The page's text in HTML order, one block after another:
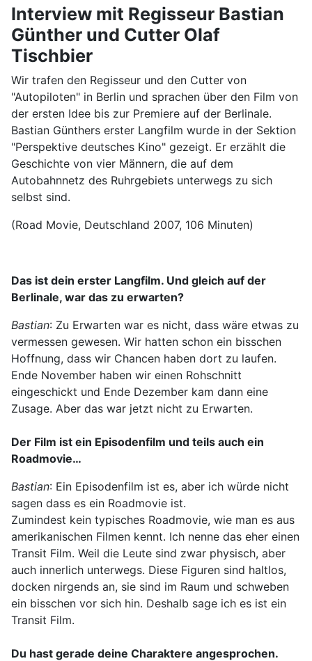
Interview mit Regisseur Bastian
Günther und Cutter Olaf
Tischbier
Wir trafen den Regisseur und den Cutter von
"Autopiloten" in Berlin und sprachen über den Film von
der ersten Idee bis zur Premiere auf der Berlinale.
Bastian Günthers erster Langfilm wurde in der Sektion
"Perspektive deutsches Kino" gezeigt. Er erzählt die
Geschichte von vier Männern, die auf dem
Autobahnnetz des Ruhrgebiets unterwegs zu sich
selbst sind.
(Road Movie, Deutschland 2007, 106 Minuten)
Das ist dein erster Langfilm. Und gleich auf der
Berlinale, war das zu erwarten?
Bastian: Zu Erwarten war es nicht, dass wäre etwas zu
vermessen gewesen. Wir hatten schon ein bisschen
Hoffnung, dass wir Chancen haben dort zu laufen.
Ende November haben wir einen Rohschnitt
eingeschickt und Ende Dezember kam dann eine
Zusage. Aber das war jetzt nicht zu Erwarten.
Der Film ist ein Episodenfilm und teils auch ein
Roadmovie…
Bastian: Ein Episodenfilm ist es, aber ich würde nicht
sagen dass es ein Roadmovie ist.
Zumindest kein typisches Roadmovie, wie man es aus
amerikanischen Filmen kennt. Ich nenne das eher einen
Transit Film. Weil die Leute sind zwar physisch, aber
auch innerlich unterwegs. Diese Figuren sind haltlos,
docken nirgends an, sie sind im Raum und schweben
ein bisschen vor sich hin. Deshalb sage ich es ist ein
Transit Film.
Du hast gerade deine Charaktere angesprochen.